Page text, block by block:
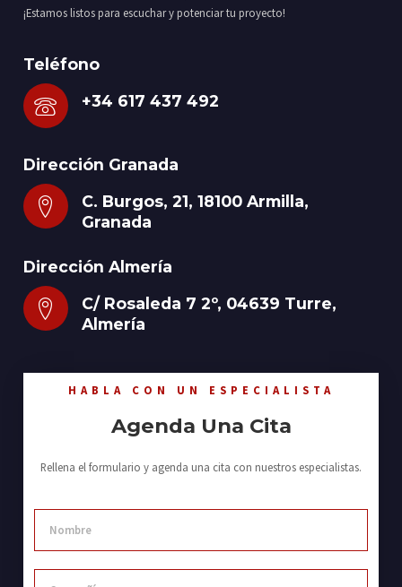
HABLA CON UN ESPECIALISTA
Agenda Una Cita
Rellena el formulario y agenda una cita con nuestros especialistas.
¡Estamos listos para escuchar y potenciar tu proyecto!
Teléfono
+34 617 437 492
Dirección Granada
C. Burgos, 21, 18100 Armilla,
Granada
Dirección Almería
C/ Rosaleda 7 2º, 04639 Turre,
Almería